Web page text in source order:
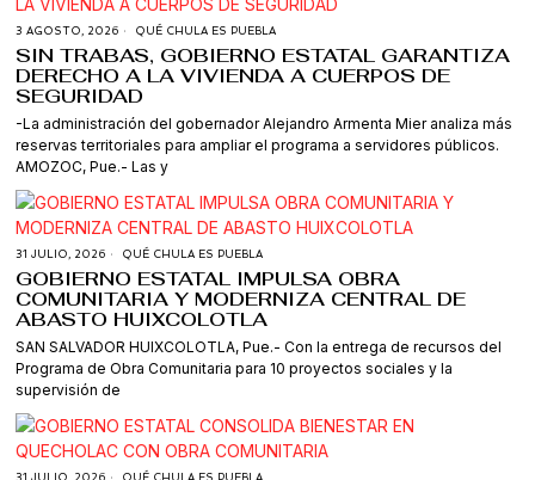
3 AGOSTO, 2026 QUÉ CHULA ES PUEBLA
SIN TRABAS, GOBIERNO ESTATAL GARANTIZA
DERECHO A LA VIVIENDA A CUERPOS DE
SEGURIDAD
-La administración del gobernador Alejandro Armenta Mier analiza más
reservas territoriales para ampliar el programa a servidores públicos.
AMOZOC, Pue.- Las y
31 JULIO, 2026 QUÉ CHULA ES PUEBLA
GOBIERNO ESTATAL IMPULSA OBRA
COMUNITARIA Y MODERNIZA CENTRAL DE
ABASTO HUIXCOLOTLA
SAN SALVADOR HUIXCOLOTLA, Pue.- Con la entrega de recursos del
Programa de Obra Comunitaria para 10 proyectos sociales y la
supervisión de
31 JULIO, 2026 QUÉ CHULA ES PUEBLA